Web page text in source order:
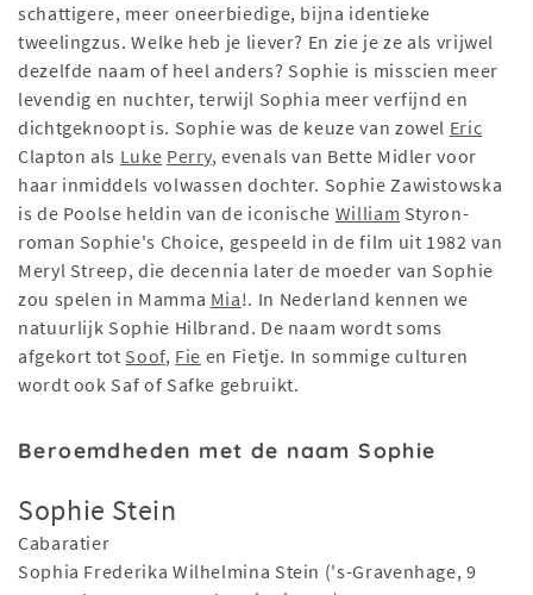
schattigere, meer oneerbiedige, bijna identieke
tweelingzus. Welke heb je liever? En zie je ze als vrijwel
dezelfde naam of heel anders? Sophie is misscien meer
levendig en nuchter, terwijl Sophia meer verfijnd en
dichtgeknoopt is. Sophie was de keuze van zowel Eric
Clapton als Luke Perry, evenals van Bette Midler voor
haar inmiddels volwassen dochter. Sophie Zawistowska
is de Poolse heldin van de iconische William Styron-
roman Sophie's Choice, gespeeld in de film uit 1982 van
Meryl Streep, die decennia later de moeder van Sophie
zou spelen in Mamma Mia!. In Nederland kennen we
natuurlijk Sophie Hilbrand. De naam wordt soms
afgekort tot Soof, Fie en Fietje. In sommige culturen
wordt ook Saf of Safke gebruikt.
Beroemdheden met de naam Sophie
Sophie Stein
Cabaratier
Sophia Frederika Wilhelmina Stein ('s-Gravenhage, 9